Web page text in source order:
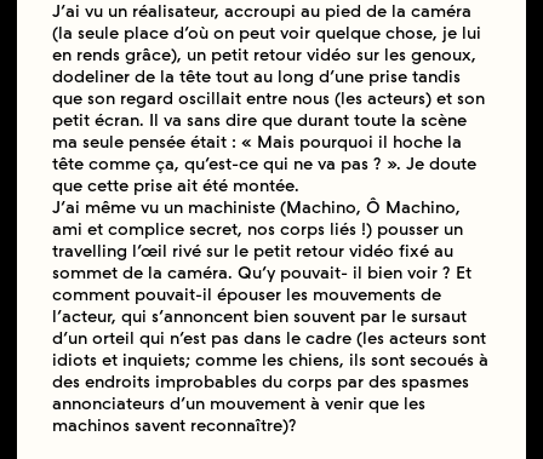
J’ai vu un réalisateur, accroupi au pied de la caméra
(la seule place d’où on peut voir quelque chose, je lui
en rends grâce), un petit retour vidéo sur les genoux,
dodeliner de la tête tout au long d’une prise tandis
que son regard oscillait entre nous (les acteurs) et son
petit écran. Il va sans dire que durant toute la scène
ma seule pensée était : « Mais pourquoi il hoche la
tête comme ça, qu’est-ce qui ne va pas ? ». Je doute
que cette prise ait été montée.
J’ai même vu un machiniste (Machino, Ô Machino,
ami et complice secret, nos corps liés !) pousser un
travelling l’œil rivé sur le petit retour vidéo fixé au
sommet de la caméra. Qu’y pouvait- il bien voir ? Et
comment pouvait-il épouser les mouvements de
l’acteur, qui s‘annoncent bien souvent par le sursaut
d’un orteil qui n’est pas dans le cadre (les acteurs sont
idiots et inquiets; comme les chiens, ils sont secoués à
des endroits improbables du corps par des spasmes
annonciateurs d’un mouvement à venir que les
machinos savent reconnaître)?